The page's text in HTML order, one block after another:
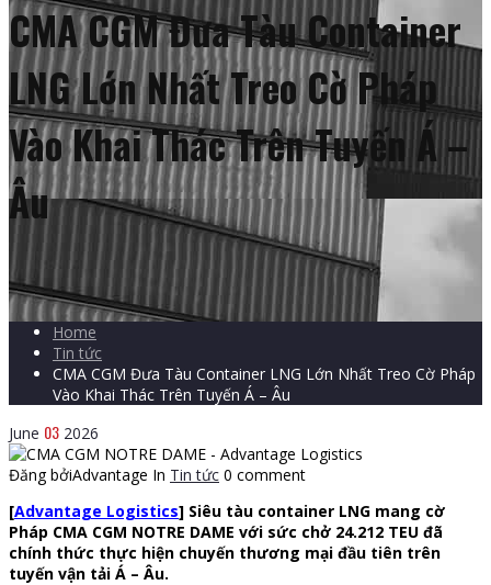
CMA CGM Đưa Tàu Container
LNG Lớn Nhất Treo Cờ Pháp
Vào Khai Thác Trên Tuyến Á –
Âu
Home
Tin tức
CMA CGM Đưa Tàu Container LNG Lớn Nhất Treo Cờ Pháp
Vào Khai Thác Trên Tuyến Á – Âu
June 03 2026
Đăng bởiAdvantage In Tin tức 0 comment
[Advantage Logistics] Siêu tàu container LNG mang cờ
Pháp CMA CGM NOTRE DAME với sức chở 24.212 TEU đã
chính thức thực hiện chuyến thương mại đầu tiên trên
tuyến vận tải Á – Âu.